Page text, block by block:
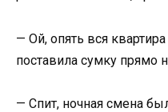
— Ой, опять вся
поставила сумку прямо
— Спит, ночная смена